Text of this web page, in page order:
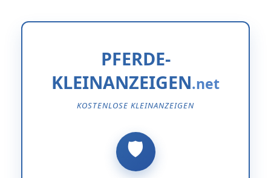
PFERDE-
KLEINANZEIGEN
KOSTENLOSE KLEINANZEIGEN